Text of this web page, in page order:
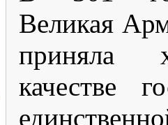
Великая
приняла
качестве